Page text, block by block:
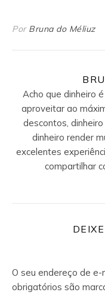
Por Bruna do Méliuz
Acho que dinheiro
aproveitar ao
descontos,
dinheiro render
excelentes
compartilhar
O seu endereço de e-
obrigatórios são